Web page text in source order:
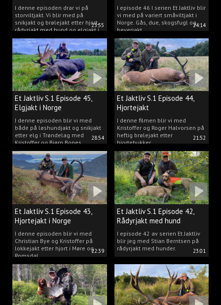
23:55
I denne episoden drar vi på
storviltjakt. Vi blir med på
snikjakt og brølejakt etter hjort,
rådyrjakt med hund og elgjakt i
Trøndelag.
24:14
I episode 46 I serien Et Jaktliv blir
vi med på variert småviltjakt i
Norge. Gås, due, skogsfugl og
beverjakt.
28:54
Et Jaktliv S.1 Episode 45,
Elgjakt i Norge
I denne episoden blir vi med
både på løshundjakt og snikjakt
etter elg i Trøndelag med
Kristoffer og Bjørn Bones
21:52
Et Jaktliv S.1 Episode 44,
Hjortejakt
I denne filmen blir vi med
Kristoffer og Roger Halvorsen på
heftig brølejakt etter
hjortebukker.
22:39
Et Jaktliv S.1 Episode 43,
Hjortejakt i Norge
I denne episoden blir vi med
Christian Bye og Kristoffer på
lokkejakt etter hjort i Møre og
Romsdal.
23:01
Et Jaktliv S.1 Episode 42,
Rådyrjakt med hund
I episode 42 av serien Et Jaktliv
blir jeg med Stian Berntsen på
rådyrjakt med hunder.